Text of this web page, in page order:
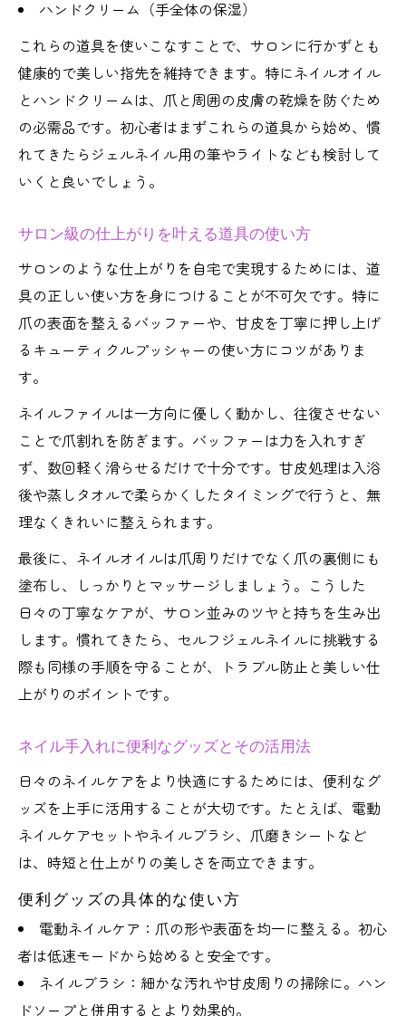
ハンドクリーム（手全体の保湿）
これらの道具を使いこなすことで、サロンに行かずとも
健康的で美しい指先を維持できます。特にネイルオイル
とハンドクリームは、爪と周囲の皮膚の乾燥を防ぐため
の必需品です。初心者はまずこれらの道具から始め、慣
れてきたらジェルネイル用の筆やライトなども検討して
いくと良いでしょう。
サロン級の仕上がりを叶える道具の使い方
サロンのような仕上がりを自宅で実現するためには、道
具の正しい使い方を身につけることが不可欠です。特に
爪の表面を整えるバッファーや、甘皮を丁寧に押し上げ
るキューティクルプッシャーの使い方にコツがありま
す。
ネイルファイルは一方向に優しく動かし、往復させない
ことで爪割れを防ぎます。バッファーは力を入れすぎ
ず、数回軽く滑らせるだけで十分です。甘皮処理は入浴
後や蒸しタオルで柔らかくしたタイミングで行うと、無
理なくきれいに整えられます。
最後に、ネイルオイルは爪周りだけでなく爪の裏側にも
塗布し、しっかりとマッサージしましょう。こうした
日々の丁寧なケアが、サロン並みのツヤと持ちを生み出
します。慣れてきたら、セルフジェルネイルに挑戦する
際も同様の手順を守ることが、トラブル防止と美しい仕
上がりのポイントです。
ネイル手入れに便利なグッズとその活用法
日々のネイルケアをより快適にするためには、便利なグ
ッズを上手に活用することが大切です。たとえば、電動
ネイルケアセットやネイルブラシ、爪磨きシートなど
は、時短と仕上がりの美しさを両立できます。
便利グッズの具体的な使い方
電動ネイルケア：爪の形や表面を均一に整える。初心
者は低速モードから始めると安全です。
ネイルブラシ：細かな汚れや甘皮周りの掃除に。ハン
ドソープと併用するとより効果的。